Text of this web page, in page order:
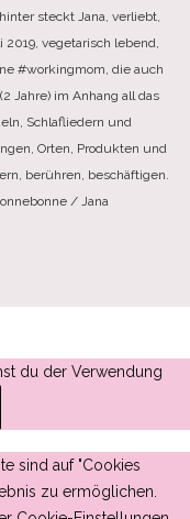
steckt Jana, verliebt,
vegetarisch lebend,
#workingmom, die auch
Jahre) im Anhang all das
Schlafliedern und
Orten, Produkten und
berühren, beschäftigen.
/ Jana
du der Verwendung
sind auf "Cookies
zu ermöglichen.